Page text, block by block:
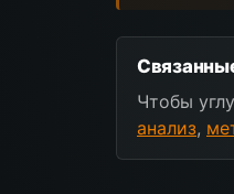
Чтобы
анализ,